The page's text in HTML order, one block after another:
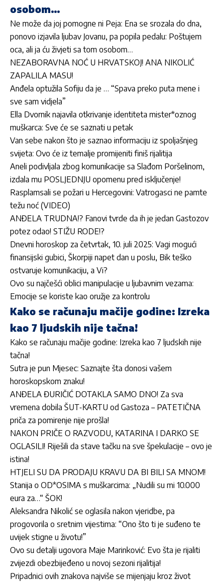
osobom…
Ne može da joj pomogne ni Peja: Ena se srozala do dna,
ponovo izjavila ljubav Jovanu, pa popila pedalu: Poštujem
oca, ali ja ću živjeti sa tom osobom…
NEZABORAVNA NOĆ U HRVATSKOJ! ANA NIKOLIĆ
ZAPALILA MASU!
Anđela optužila Sofiju da je … “Spava preko puta mene i
sve sam vidjela”
Ella Dvornik najavila otkrivanje identiteta mister*oznog
muškarca: Sve će se saznati u petak
Van sebe nakon što je saznao informaciju iz spoljašnjeg
svijeta: Ovo će iz temalje promijeniti finiš rijalitija
Aneli podivljala zbog komunikacije sa Slađom Poršelinom,
izdala mu POSLJEDNJU opomenu pred isključenje!
Rasplamsali se požari u Hercegovini: Vatrogasci ne pamte
težu noć (VIDEO)
ANĐELA TRUDNA!? Fanovi tvrde da ih je jedan Gastozov
potez odao! STIŽU RODE!?
Dnevni horoskop za četvrtak, 10. juli 2025: Vagi mogući
finansijski gubici, Škorpiji napet dan u poslu, Bik teško
ostvaruje komunikaciju, a Vi?
Ovo su najčešći oblici manipulacije u ljubavnim vezama:
Emocije se koriste kao oružje za kontrolu
Kako se računaju mačije godine: Izreka
kao 7 ljudskih nije tačna!
Kako se računaju mačije godine: Izreka kao 7 ljudskih nije
tačna!
Sutra je pun Mjesec: Saznajte šta donosi vašem
horoskopskom znaku!
ANĐELA ĐURIČIĆ DOTAKLA SAMO DNO! Za sva
vremena dobila ŠUT-KARTU od Gastoza – PATETIČNA
priča za pomirenje nije prošla!
NAKON PRIČE O RAZVODU, KATARINA I DARKO SE
OGLASILI! Riješili da stave tačku na sve špekulacije – ovo je
istina!
HTJELI SU DA PRODAJU KRAVU DA BI BILI SA MNOM!
Stanija o OD*OSIMA s muškarcima: „Nudili su mi 10.000
eura za…“ ŠOK!
Aleksandra Nikolić se oglasila nakon vjeridbe, pa
progovorila o sretnim vijestima: “Ono što ti je suđeno te
uvijek stigne u životu!”
Ovo su detalji ugovora Maje Marinković: Evo šta je rijaliti
zvijezdi obezbijeđeno u novoj sezoni rijalitija!
Pripadnici ovih znakova najviše se mijenjaju kroz život